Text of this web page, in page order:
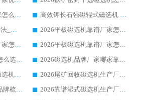
2026强磁滚筒合作厂家怎么选-华体会手机网页版-华体会(中国) 行业优质供应商参考指南
高效钾长石强磁辊式磁选机 华体会手机网页版-华体会(中国) 专业制造品质值得信赖
详解河沙磁选机选购方法_除铁器品牌及华体会手机网页版-华体会(中国) 企业解析
2026平板磁选机靠谱厂家怎么选？华体会手机网页版-华体会(中国) 凭硬实力甄选合作品牌
2026平板磁选机靠谱厂家怎么选？华体会手机网页版-华体会(中国) 凭硬实力甄选合作品牌
2026平板磁选机靠谱厂家怎么选？华体会手机网页版-华体会(中国) 凭硬实力甄选合作品牌
2026 水选磁选机厂商怎么选 潍坊华体会手机网页版-华体会(中国) 技术实力强
2026磁选机品牌厂家哪家靠谱?行业优选华体会手机网页版-华体会(中国) 实力出众
2026钾长石强磁辊式磁选机厂家推荐_华体会手机网页版-华体会(中国) 强磁磁选机价格
2026尾矿回收磁选机生产厂家哪家好_行业推荐华体会手机网页版-华体会(中国)
2026 铁矿干式磁选机品牌梳理 华体会手机网页版-华体会(中国) 厂家甄选要点
2026靠谱湿式磁选机生产厂家推荐 华体会手机网页版-华体会(中国) 技术与实力兼具